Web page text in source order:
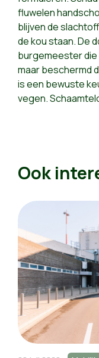
fluwelen
blijven de
de kou staan. De
burgemeester
maar beschermd
is een bewuste
vegen.
Ook